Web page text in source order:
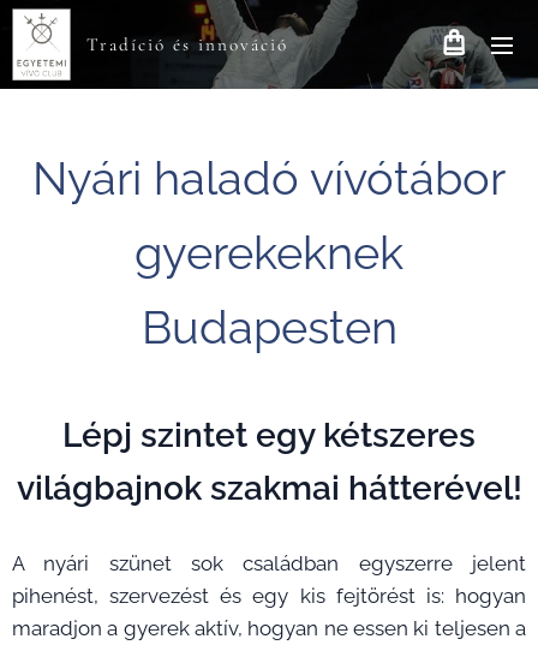
Tradíció és innováció
Nyári haladó vívótábor
gyerekeknek
Budapesten
Lépj szintet egy kétszeres
világbajnok szakmai hátterével!
A nyári szünet sok családban egyszerre jelent
pihenést, szervezést és egy kis fejtörést is: hogyan
maradjon a gyerek aktív, hogyan ne essen ki teljesen a